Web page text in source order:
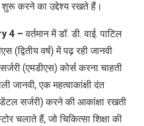
शुरू करने का उद्देश्य रखते हैं।
4 –वर्तमान में डॉ. डी. वाई. पाटिल
वर्ष) में पढ़ रही जानवी
(एमडीएस) कोर्स करना चाहती
जानवी,एक महत्वाकांक्षी दंत
सर्जरी) करने की आकांक्षा रखती
चलाते हैं,जो चिकित्सा शिक्षा की